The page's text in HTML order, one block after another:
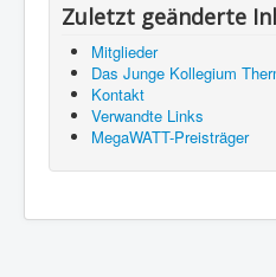
Zuletzt geänderte
Mitglieder
Das Junge Kollegium
Kontakt
Verwandte Links
MegaWATT-Preisträger